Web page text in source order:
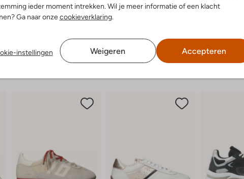
ieder moment intrekken. Wil je meer informatie of een klacht
Ga naar onzecookieverklaring.
instellingen Weigeren Accepteren